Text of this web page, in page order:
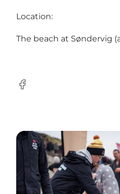
Location:
The beach at Søndervig
Facebook